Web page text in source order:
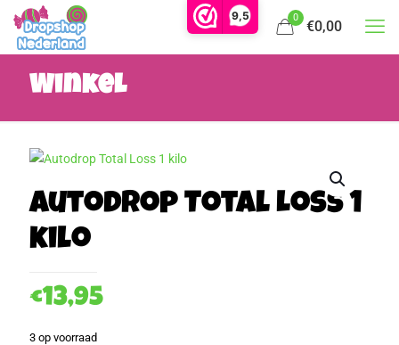
9,5 0
€0,00
Winkel
Autodrop Total Loss 1
kilo
€13,95
3 op voorraad